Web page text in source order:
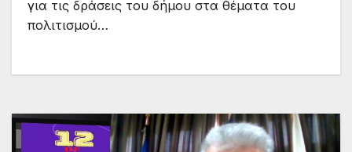
για τις δράσεις του δήμου στα θέματα του
πολιτισμού…